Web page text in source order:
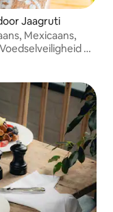
Jaagruti
Mexicaans,